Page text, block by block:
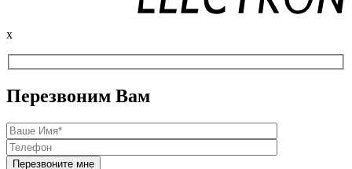
x
Перезвоним Вам